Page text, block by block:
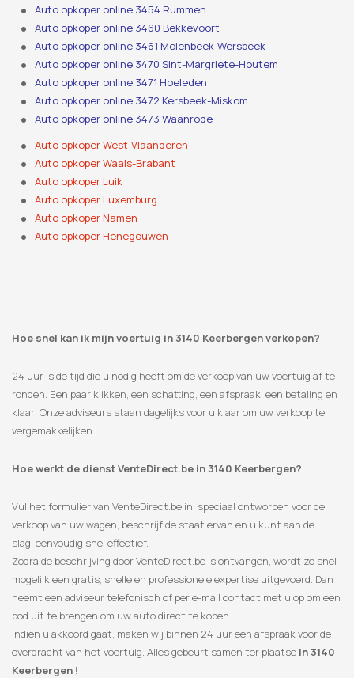
Auto opkoper online 3454 Rummen
Auto opkoper online 3460 Bekkevoort
Auto opkoper online 3461 Molenbeek-Wersbeek
Auto opkoper online 3470 Sint-Margriete-Houtem
Auto opkoper online 3471 Hoeleden
Auto opkoper online 3472 Kersbeek-Miskom
Auto opkoper online 3473 Waanrode
Auto opkoper West-Vlaanderen
Auto opkoper Waals-Brabant
Auto opkoper Luik
Auto opkoper Luxemburg
Auto opkoper Namen
Auto opkoper Henegouwen
Hoe snel kan ik mijn voertuig in 3140 Keerbergen verkopen?
24 uur is de tijd die u nodig heeft om de verkoop van uw voertuig af te
ronden. Een paar klikken, een schatting, een afspraak, een betaling en
klaar! Onze adviseurs staan ​​dagelijks voor u klaar om uw verkoop te
vergemakkelijken.
Hoe werkt de dienst VenteDirect.be in 3140 Keerbergen?
Vul het formulier van VenteDirect.be in, speciaal ontworpen voor de
verkoop van uw wagen, beschrijf de staat ervan en u kunt aan de
slag! eenvoudig snel effectief.
Zodra de beschrijving door VenteDirect.be is ontvangen, wordt zo snel
mogelijk een gratis, snelle en professionele expertise uitgevoerd. Dan
neemt een adviseur telefonisch of per e-mail contact met u op om een
​​bod uit te brengen om uw auto direct te kopen.
Indien u akkoord gaat, maken wij binnen 24 uur een afspraak voor de
overdracht van het voertuig. Alles gebeurt samen ter plaatse in 3140
Keerbergen !